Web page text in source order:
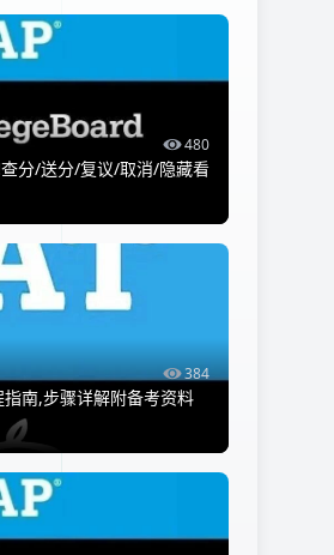
480
分/送分/复议/取消/隐藏看
384
南,步骤详解附备考资料